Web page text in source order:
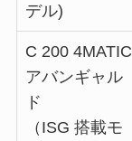
デル)
C 200 4MATIC
アバンギャル
ド
（ISG 搭載モ